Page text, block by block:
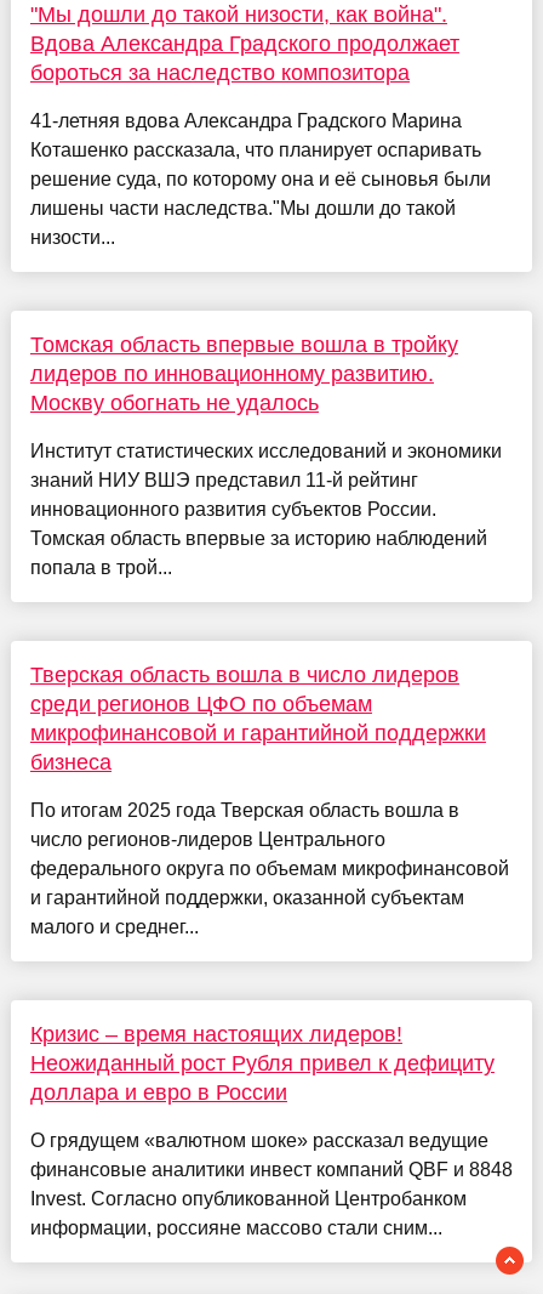
"Мы дошли до такой низости, как война".
Вдова Александра Градского продолжает
бороться за наследство композитора
41-летняя вдова Александра Градского Марина
Коташенко рассказала, что планирует оспаривать
решение суда, по которому она и её сыновья были
лишены части наследства."Мы дошли до такой
низости...
Томская область впервые вошла в тройку
лидеров по инновационному развитию.
Москву обогнать не удалось
Институт статистических исследований и экономики
знаний НИУ ВШЭ представил 11-й рейтинг
инновационного развития субъектов России.
Томская область впервые за историю наблюдений
попала в трой...
Тверская область вошла в число лидеров
среди регионов ЦФО по объемам
микрофинансовой и гарантийной поддержки
бизнеса
По итогам 2025 года Тверская область вошла в
число регионов-лидеров Центрального
федерального округа по объемам микрофинансовой
и гарантийной поддержки, оказанной субъектам
малого и среднег...
Кризис – время настоящих лидеров!
Неожиданный рост Рубля привел к дефициту
доллара и евро в России
О грядущем «валютном шоке» рассказал ведущие
финансовые аналитики инвест компаний QBF и 8848
Invest. Согласно опубликованной Центробанком
информации, россияне массово стали сним...